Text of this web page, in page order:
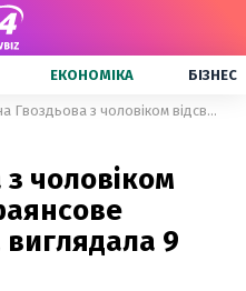
ЕКОНОМІКА БІЗНЕС
Ілона Гвоздьова з чоловіком відсвяткували фаянсове весілля: як пара виглядала 9 років тому
чоловіком
виглядала 9